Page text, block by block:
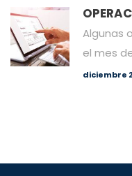
Algunas
el mes
diciembre